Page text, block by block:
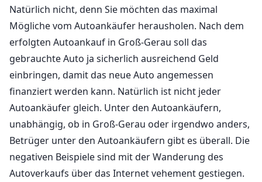
Natürlich nicht, denn Sie möchten das maximal
Mögliche vom Autoankäufer herausholen. Nach dem
erfolgten Autoankauf in Groß-Gerau soll das
gebrauchte Auto ja sicherlich ausreichend Geld
einbringen, damit das neue Auto angemessen
finanziert werden kann. Natürlich ist nicht jeder
Autoankäufer gleich. Unter den Autoankäufern,
unabhängig, ob in Groß-Gerau oder irgendwo anders,
Betrüger unter den Autoankäufern gibt es überall. Die
negativen Beispiele sind mit der Wanderung des
Autoverkaufs über das Internet vehement gestiegen.